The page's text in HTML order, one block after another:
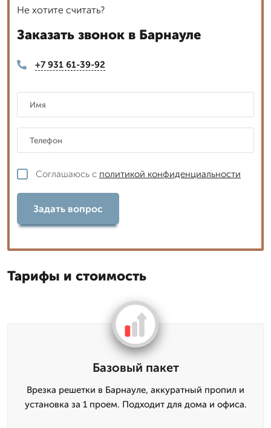
Не хотите считать?
Заказать звонок в Барнауле
+7 931 61-39-92
Соглашаюсь с политикой конфиденциальности
Задать вопрос
Тарифы и стоимость
Базовый пакет
Врезка решетки в Барнауле, аккуратный пропил и
установка за 1 проем. Подходит для дома и офиса.